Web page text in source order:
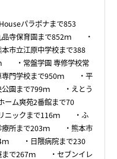
パラポナまで853
寺保育園まで852ｍ ・
市立江原中学校まで388
・常盤学園 専修学校常
専門学校まで950ｍ ・平
園まで799ｍ ・えとう
ム爽苑2番館まで70
ックまで116ｍ ・ふ
療所まで203ｍ ・熊本市
ｍ ・日隈病院まで230
で267ｍ ・セブンイレ